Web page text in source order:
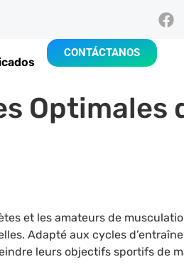
CONTÁCTANOS
Optimales
et les amateurs de
Adapté aux cycles
leurs objectifs sportifs de